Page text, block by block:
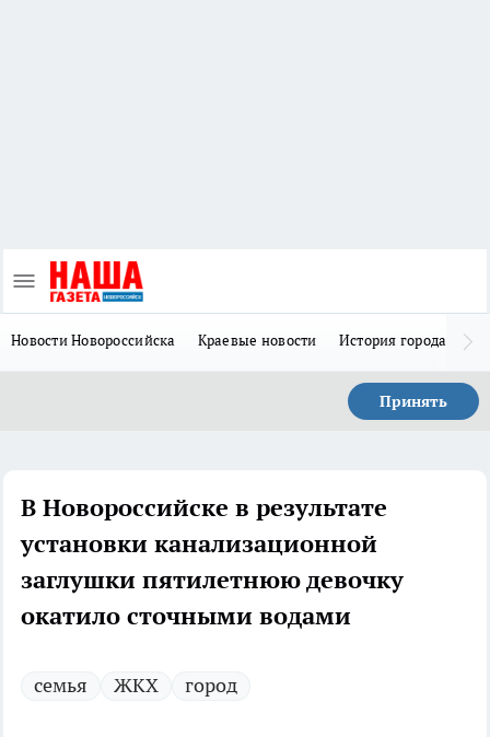
Новости Новороссийска Краевые новости История города Н
Принять
В Новороссийске в результате
установки канализационной
заглушки пятилетнюю девочку
окатило сточными водами
семья ЖКХ город